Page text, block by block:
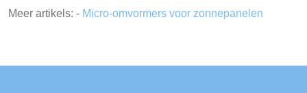
Meer artikels: - Micro-omvormers voor zonnepanelen